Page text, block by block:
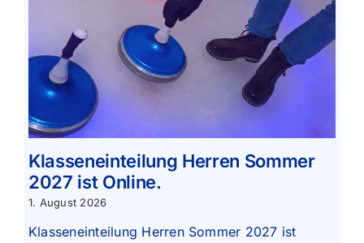
Klasseneinteilung Herren Sommer
2027 ist Online.
1. August 2026
Klasseneinteilung Herren Sommer 2027 ist